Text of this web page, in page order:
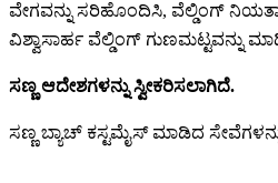
ವೇಗವನ್ನು ಸರಿಹೊಂದಿಸಿ, ವೆಲ್ಡಿಂಗ್
ವಿಶ್ವಾಸಾರ್ಹ ವೆಲ್ಡಿಂಗ್ ಗುಣಮಟ್ಟವನ್ನು
ಸಣ್ಣ ಆದೇಶಗಳನ್ನು ಸ್ವೀಕರಿಸಲಾಗಿದೆ.
ಸಣ್ಣ ಬ್ಯಾಚ್ ಕಸ್ಟಮೈಸ್ ಮಾಡಿದ